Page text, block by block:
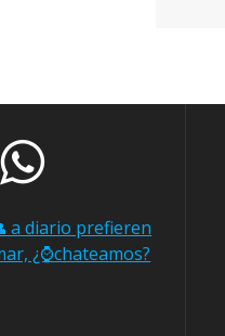
a diario prefieren
¿⌚chateamos?